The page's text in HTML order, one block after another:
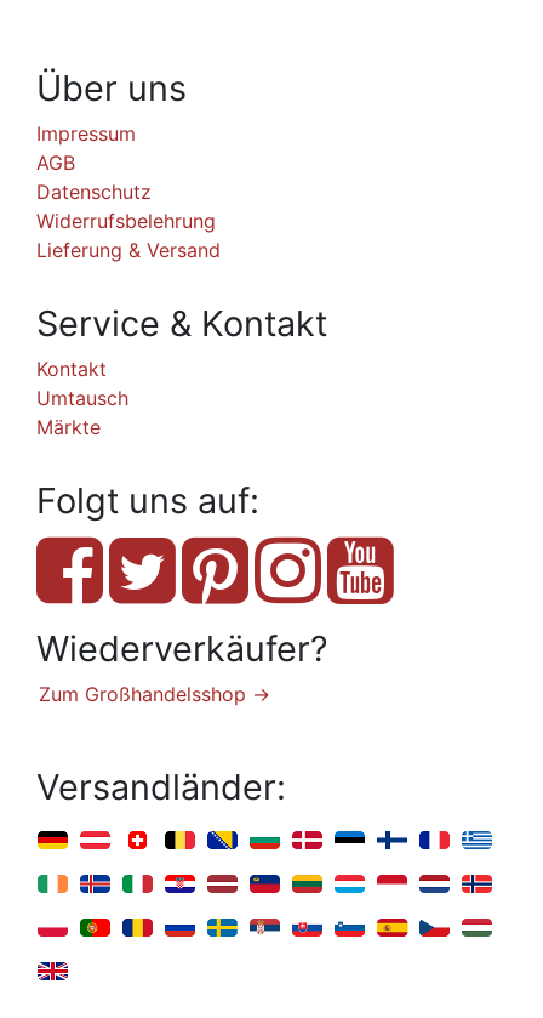
Über uns
Impressum
AGB
Datenschutz
Widerrufsbelehrung
Lieferung & Versand
Service & Kontakt
Kontakt
Umtausch
Märkte
Folgt uns auf:
Wiederverkäufer?
Zum Großhandelsshop →
Versandländer: